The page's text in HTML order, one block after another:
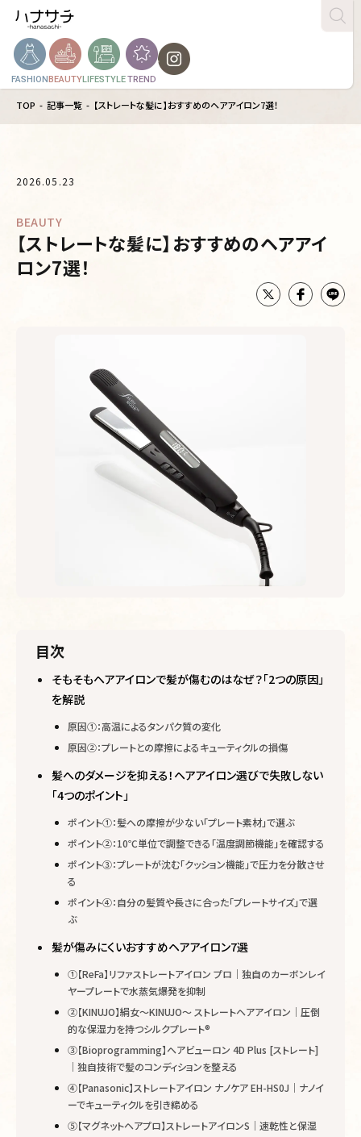
FASHIONBEAUTYLIFESTYLETREND
TOP 記事一覧 【ストレートな髪に】おすすめのヘアアイロン7選！
2026.05.23
BEAUTY
【ストレートな髪に】おすすめのヘアアイ
ロン7選！
目次
そもそもヘアアイロンで髪が傷むのはなぜ？「2つの原因」
を解説
原因①：高温によるタンパク質の変化
原因②：プレートとの摩擦によるキューティクルの損傷
髪へのダメージを抑える！ヘアアイロン選びで失敗しない
「4つのポイント」
ポイント①：髪への摩擦が少ない「プレート素材」で選ぶ
ポイント②：10℃単位で調整できる「温度調節機能」を確認する
ポイント③：プレートが沈む「クッション機能」で圧力を分散させ
る
ポイント④：自分の髪質や長さに合った「プレートサイズ」で選
ぶ
髪が傷みにくいおすすめヘアアイロン7選
①【ReFa】リファストレートアイロン プロ｜独自のカーボンレイ
ヤープレートで水蒸気爆発を抑制
②【KINUJO】絹女〜KINUJO〜 ストレートヘアアイロン｜圧倒
的な保湿力を持つシルクプレート®︎
③【Bioprogramming】ヘアビューロン 4D Plus [ストレート]
｜独自技術で髪のコンディションを整える
④【Panasonic】ストレートアイロン ナノケア EH-HS0J｜ナノイ
ーでキューティクルを引き締める
⑤【マグネットヘアプロ】ストレートアイロンS｜速乾性と保湿